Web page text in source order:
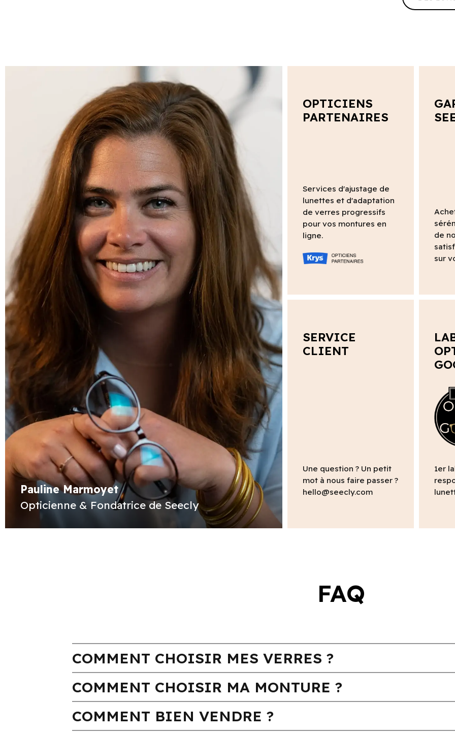
Pauline Marmoyet
Opticienne & Fondatrice de Seecly
OPTICIENS
PARTENAIRES
Services d'ajustage de
lunettes et d'adaptation
de verres progressifs
pour vos montures en
ligne.
de
sur
SERVICE
CLIENT
Une question ? Un petit
mot à nous faire passer ?
hello@seecly.com
1er
FAQ
COMMENT CHOISIR MES VERRES ?
COMMENT CHOISIR MA MONTURE ?
COMMENT BIEN VENDRE ?